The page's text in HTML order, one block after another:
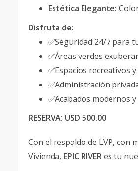
Estética Elegante:
Disfruta de:
✅Seguridad 24/7 para
✅Áreas verdes
✅Espacios recreativos
✅Administración
✅Acabados modernos
RESERVA: USD 500.00
Con el respaldo de LVP, con
Vivienda, EPIC RIVERes tu